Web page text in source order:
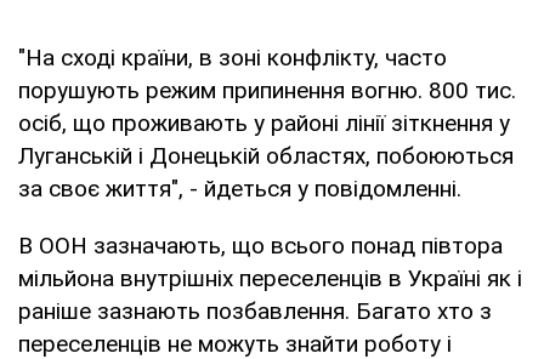
"На сході країни, в зоні конфлікту, часто
порушують режим припинення вогню. 800 тис.
осіб, що проживають у районі лінії зіткнення у
Луганській і Донецькій областях, побоюються
за своє життя", - йдеться у повідомленні.
В ООН зазначають, що всього понад півтора
мільйона внутрішніх переселенців в Україні як і
раніше зазнають позбавлення. Багато хто з
переселенців не можуть знайти роботу і